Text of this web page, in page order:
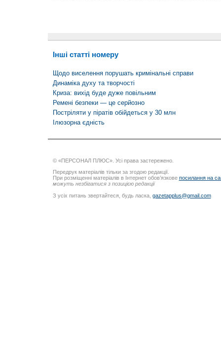
Інші статті номеру
Щодо виселення порушать кримінальні справи
Динаміка духу та творчості
Криза: вихід буде дуже повільним
Ремені безпеки — це серйозно
Постріляти у піратів обійдеться у 30 млн
Ілюзорна єдність
© «ПЕРСОНАЛ ПЛЮС». Усі права застережено.
Передрук матеріалів тільки за згодою редакції.
При розміщенні матеріалів в Інтернет обов’язкове посилання на
можуть незбігатися з позицією редакції
З усіх питань звертайтеся, будь ласка, gazetapplus@gmail.com